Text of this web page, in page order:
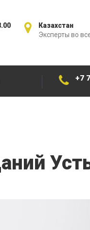
Казахстан
Эксперты во
+7